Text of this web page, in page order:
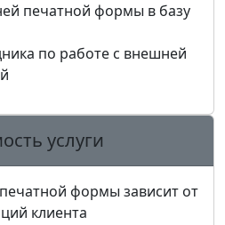
печатной формы в базу
по работе с внешней
услуги
формы зависит от
клиента